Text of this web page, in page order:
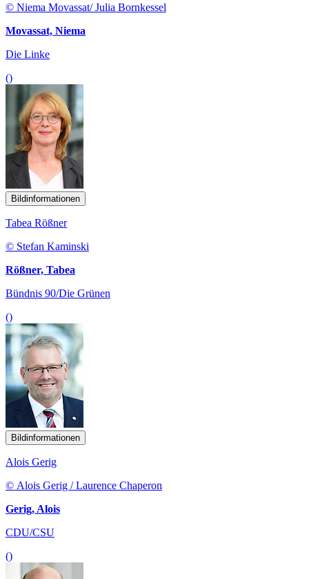
© Niema Movassat/ Julia Bornkessel
Movassat, Niema
Die Linke
()
Bildinformationen
Tabea Rößner
© Stefan Kaminski
Rößner, Tabea
Bündnis 90/Die Grünen
()
Bildinformationen
Alois Gerig
© Alois Gerig / Laurence Chaperon
Gerig, Alois
CDU/CSU
()